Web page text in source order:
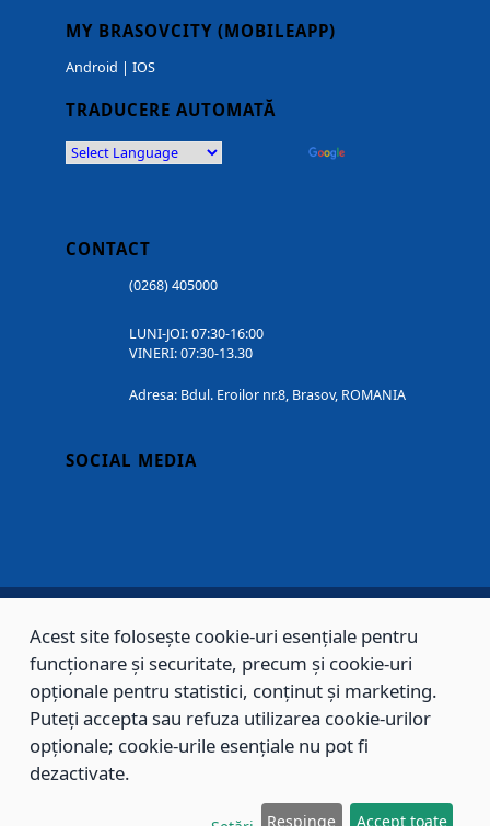
MY BRASOVCITY (MOBILEAPP)
Android | IOS
TRADUCERE AUTOMATĂ
CONTACT
(0268) 405000
LUNI-JOI: 07:30-16:00
VINERI: 07:30-13.30
Adresa: Bdul. Eroilor nr.8, Brasov, ROMANIA
SOCIAL MEDIA
Copyright © 2002 - 2026 - PRIMĂRIA MUNICIPIULUI BRAȘOV, toate drepturile
rezervate.
Sitemap Contact
Acest site folosește cookie-uri esențiale pentru
funcționare și securitate, precum și cookie-uri
opționale pentru statistici, conținut și marketing.
Puteți accepta sau refuza utilizarea cookie-urilor
opționale; cookie-urile esențiale nu pot fi
dezactivate.
Respinge Accept toate